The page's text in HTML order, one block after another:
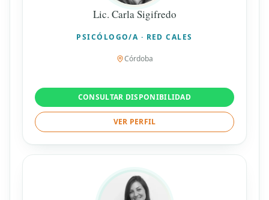
Lic. Carla Sigifredo
PSICÓLOGO/A · RED CALES
Córdoba
CONSULTAR DISPONIBILIDAD
VER PERFIL